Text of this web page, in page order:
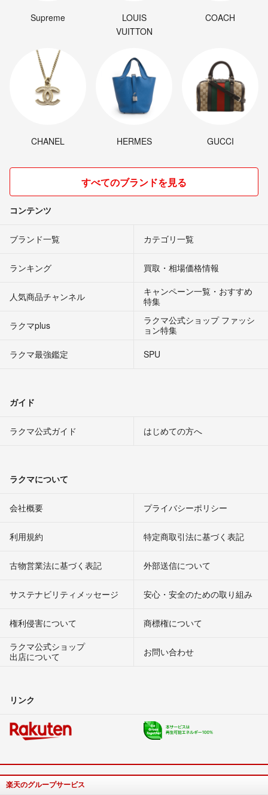
Supreme
LOUIS
VUITTON
COACH
CHANEL HERMES GUCCI
すべてのブランドを見る
コンテンツ
ブランド一覧 カテゴリ一覧
ランキング 買取・相場価格情報
人気商品チャンネル
キャンペーン一覧・おすすめ
特集
ラクマplus
ラクマ公式ショップ ファッシ
ョン特集
ラクマ最強鑑定
SPU
ガイド
ラクマ公式ガイド はじめての方へ
ラクマについて
会社概要 プライバシーポリシー
利用規約 特定商取引法に基づく表記
古物営業法に基づく表記 外部送信について
サステナビリティメッセージ 安心・安全のための取り組み
権利侵害について
商標権について
ラクマ公式ショップ
出店について
お問い合わせ
リンク
楽天のグループサービス